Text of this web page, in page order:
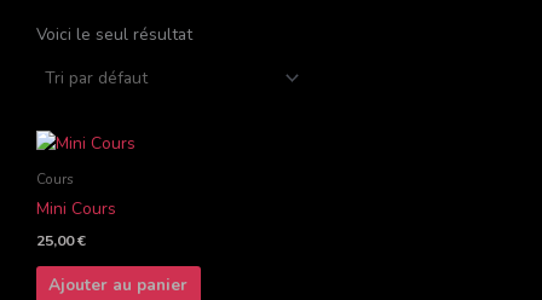
Voici le seul résultat
Cours
Mini Cours
25,00€
Ajouter au panier